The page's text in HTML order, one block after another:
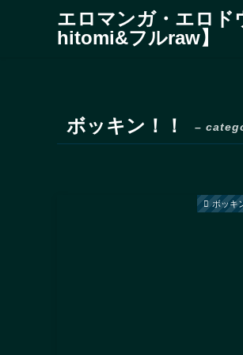
エロマンガ・エロド
hitomi&フルraw】
ボッキン！！ –
ボッキ